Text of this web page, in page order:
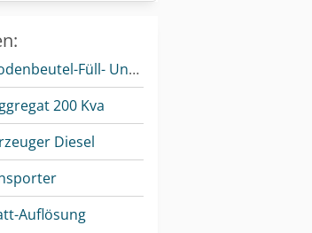
Standbodenbeutel-Füll- Und Verschließmaschine
200 Kva
Diesel
Auflösung